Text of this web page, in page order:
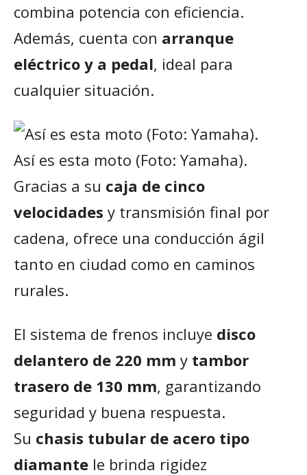
combina potencia con eficiencia.
Además, cuenta con arranque
eléctrico y a pedal, ideal para
cualquier situación.
Así es esta moto (Foto: Yamaha).
Gracias a su caja de cinco
velocidades y transmisión final por
cadena, ofrece una conducción ágil
tanto en ciudad como en caminos
rurales.
El sistema de frenos incluye disco
delantero de 220 mm y tambor
trasero de 130 mm, garantizando
seguridad y buena respuesta.
Su chasis tubular de acero tipo
diamante le brinda rigidez